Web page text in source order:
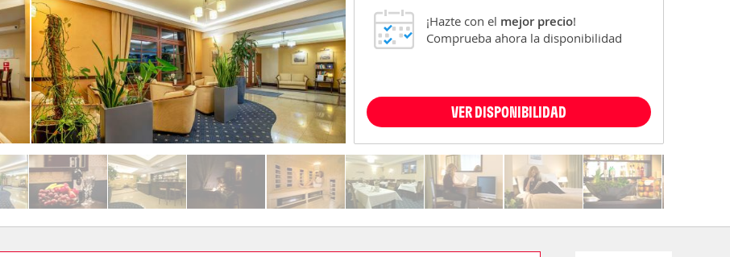
¡Hazte con el mejor precio!
Comprueba ahora la disponibilidad
VER DISPONIBILIDAD